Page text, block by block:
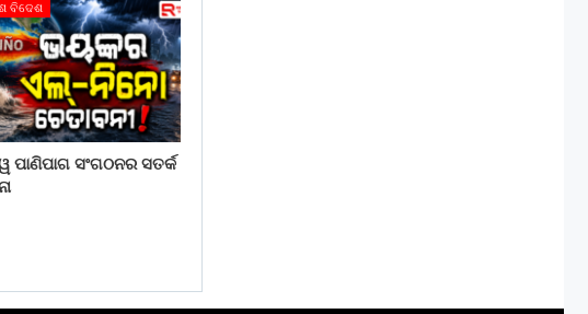
ବିଦେଶ
ପାଣିପାଗ ସଂଗଠନର ସତର୍କ